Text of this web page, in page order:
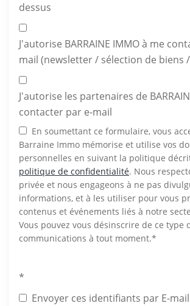
dessus
J'autorise BARRAINE IMMO à me
mail (newsletter / sélection de biens
J'autorise les partenaires de
contacter par e-mail
En soumettant ce formulaire, vous
Barraine Immo mémorise et utilise vos
personnelles en suivant la politique
politique de confidentialité. Nous
privée et nous engageons à ne pas
informations, et à les utiliser pour vous
contenus et événements liés à notre
Vous pouvez vous désinscrire de ce type
communications à tout moment.*
*
Envoyer ces identifiants par E-